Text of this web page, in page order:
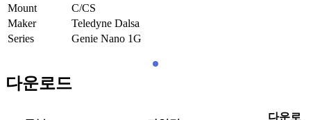
Mount
C/CS
Maker
Teledyne Dalsa
Series
Genie Nano 1G
다운로드
다운로